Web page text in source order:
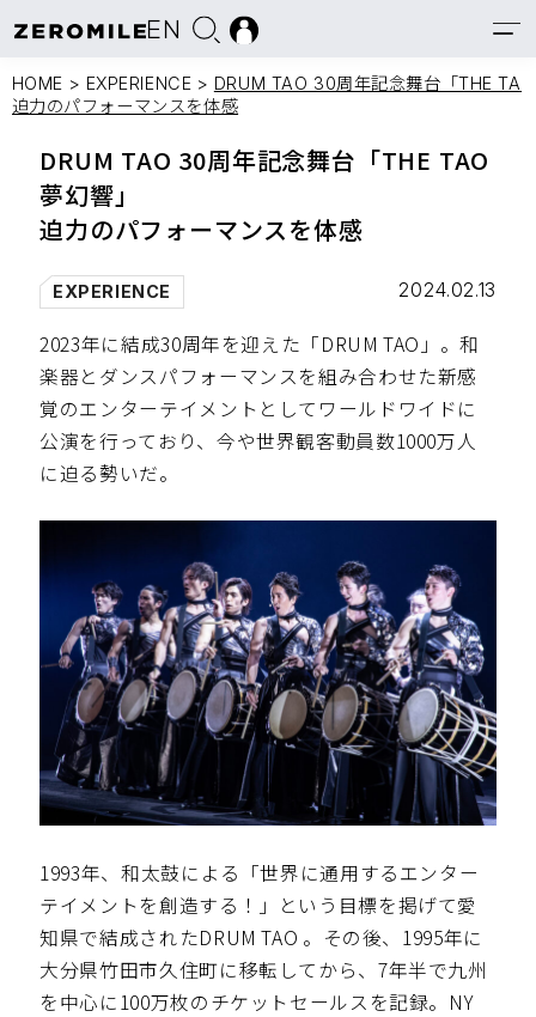
EN
HOME > EXPERIENCE > DRUM TAO 30周年記念舞台「THE
迫力のパフォーマンスを体感
DRUM TAO 30周年記念舞台「THE TAO
夢幻響」
迫力のパフォーマンスを体感
EXPERIENCE 2024.02.13
2023年に結成30周年を迎えた「DRUM TAO」。和
楽器とダンスパフォーマンスを組み合わせた新感
覚のエンターテイメントとしてワールドワイドに
公演を行っており、今や世界観客動員数1000万人
に迫る勢いだ。
1993年、和太鼓による「世界に通用するエンター
テイメントを創造する！」という目標を掲げて愛
知県で結成されたDRUM TAO 。その後、1995年に
大分県竹田市久住町に移転してから、7年半で九州
を中心に100万枚のチケットセールスを記録。NY